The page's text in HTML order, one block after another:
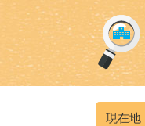
ジ
の
先
ュ
ー
を